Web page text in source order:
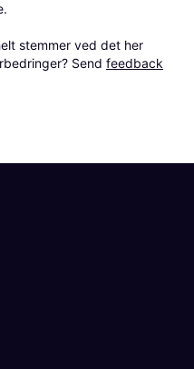
stemmer ved det her
Send feedback